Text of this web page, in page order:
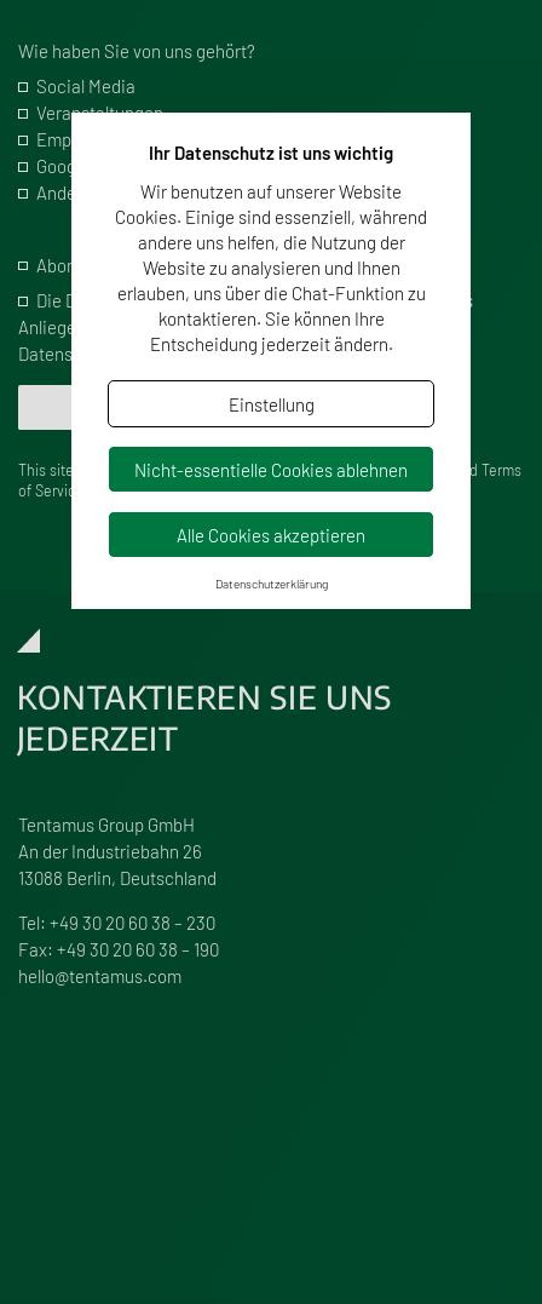
Wie haben Sie von uns gehört?
Social Media
Veranstaltungen
Empfehlung
Google
Andere
Abonnieren Sie unseren Newsletter
Die Daten werden nur zum Zwecke der Bearbeitung Ihres
Anliegens verarbeitet. Ich habe die Informationen in der
Datenschutzerklärunggelesen.
This site is protected by reCAPTCHA and the GooglePrivacy Policy and Terms
of Service
apply.
KONTAKTIEREN SIE UNS
JEDERZEIT
Tentamus Group GmbH
An der Industriebahn 26
13088 Berlin, Deutschland
Tel: +49 30 20 60 38 – 230
Fax: +49 30 20 60 38 – 190
hello@tentamus.com
Ihr Datenschutz ist uns wichtig
Wir benutzen auf unserer Website
Cookies. Einige sind essenziell, während
andere uns helfen, die Nutzung der
Website zu analysieren und Ihnen
erlauben, uns über die Chat-Funktion zu
kontaktieren. Sie können Ihre
Entscheidung jederzeit ändern.
Einstellung
Nicht-essentielle Cookies ablehnen
Alle Cookies akzeptieren
Datenschutzerklärung